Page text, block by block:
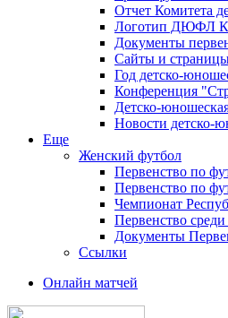
Отчет Комитета
Логотип ДЮФЛ
Документы
Сайты и
Год детско-
Конференция
Детско-
Новости детско-
Еще
Женский футбол
Первенство по
Первенство по
Чемпионат
Первенство
Документы
Ссылки
Онлайн матчей